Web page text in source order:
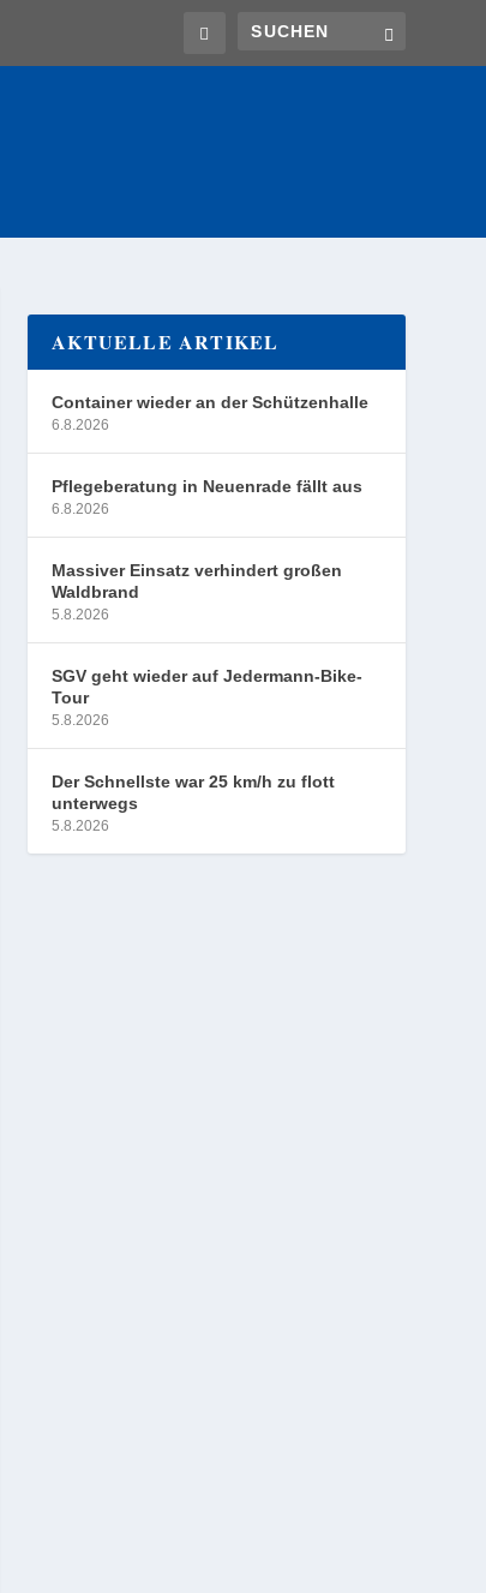
AKTUELLE ARTIKEL
Container wieder an der Schützenhalle
6.8.2026
Pflegeberatung in Neuenrade fällt aus
6.8.2026
Massiver Einsatz verhindert großen
Waldbrand
5.8.2026
SGV geht wieder auf Jedermann-Bike-
Tour
5.8.2026
Der Schnellste war 25 km/h zu flott
unterwegs
5.8.2026